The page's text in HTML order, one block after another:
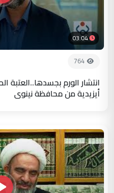
03:04
764
انتشار الورم بجسدها..العتبة
أيزيدية من محافظة نينوى